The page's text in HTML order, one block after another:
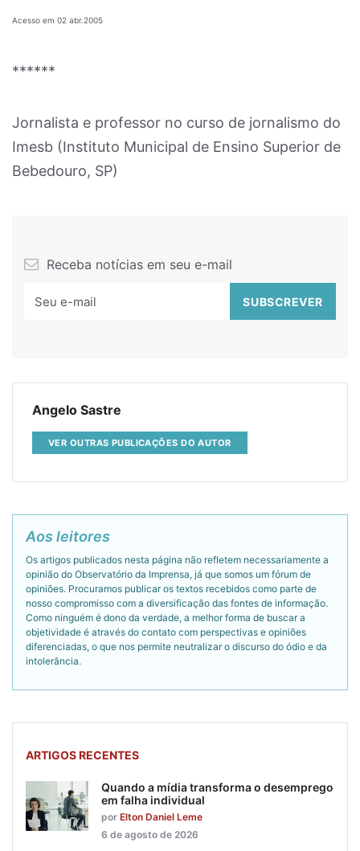
Acesso em 02 abr.2005
******
Jornalista e professor no curso de jornalismo do
Imesb (Instituto Municipal de Ensino Superior de
Bebedouro, SP)
Receba notícias em seu e-mail
Angelo Sastre
VER OUTRAS PUBLICAÇÕES DO AUTOR
Aos leitores
Os artigos publicados nesta página não refletem necessariamente a
opinião do Observatório da Imprensa, já que somos um fórum de
opiniões. Procuramos publicar os textos recebidos como parte de
nosso compromisso com a diversificação das fontes de informação.
Como ninguém é dono da verdade, a melhor forma de buscar a
objetividade é através do contato com perspectivas e opiniões
diferenciadas, o que nos permite neutralizar o discurso do ódio e da
intolerância.
ARTIGOS RECENTES
Quando a mídia transforma o desemprego
em falha individual
por Elton Daniel Leme
6 de agosto de 2026